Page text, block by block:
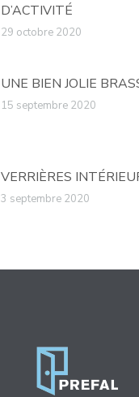
D’ACTIVITÉ
29 octobre 2020
UNE BIEN JOLIE
15 septembre 2020
VERRIÈRES
3 septembre 2020